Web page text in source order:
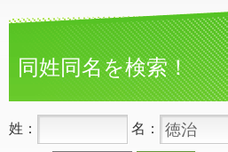
同姓同名を検索！
姓： 名：